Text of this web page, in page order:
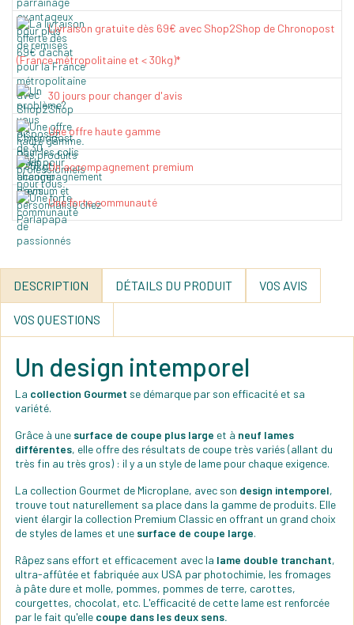
Livraison gratuite dès 69€ avec Shop2Shop de Chronopost
(France métropolitaine et < 30kg)*
30 jours pour changer d'avis
Une offre haute gamme
Un accompagnement premium
Une forte communauté
DESCRIPTION DÉTAILS DU PRODUIT VOS AVIS
VOS QUESTIONS
Un design intemporel
La collection Gourmet se démarque par son efficacité et sa
variété.
Grâce à une surface de coupe plus large et à neuf lames
différentes, elle offre des résultats de coupe très variés (allant du
très fin au très gros) : il y a un style de lame pour chaque exigence.
La collection Gourmet de Microplane, avec son design intemporel,
trouve tout naturellement sa place dans la gamme de produits. Elle
vient élargir la collection Premium Classic en offrant un grand choix
de styles de lames et une surface de coupe large.
Râpez sans effort et efficacement avec la lame double tranchant,
ultra-affûtée et fabriquée aux USA par photochimie, les fromages
à pâte dure et molle, pommes, pommes de terre, carottes,
courgettes, chocolat, etc. L'efficacité de cette lame est renforcée
par le fait qu'elle coupe dans les deux sens.